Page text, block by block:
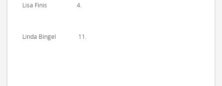
Lisa Finis 4.
Linda Bingel 11.